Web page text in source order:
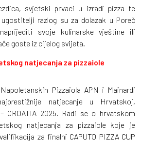
svjetski prvaci u izradi pizza te
razlog su za dolazak u Poreč
svoje kulinarske vještine ili
goste iz cijelog svijeta.
natjecanja za pizzaiole
Pizzaiola APN i Mainardi
natjecanje u Hrvatskoj,
– CROATIA 2025. Radi se o hrvatskom
natjecanja za pizzaiole koje je
za finalni CAPUTO PIZZA CUP